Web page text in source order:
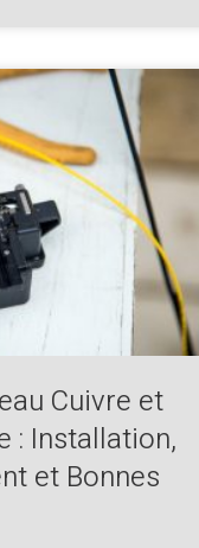
Cuivre et
: Installation,
et Bonnes